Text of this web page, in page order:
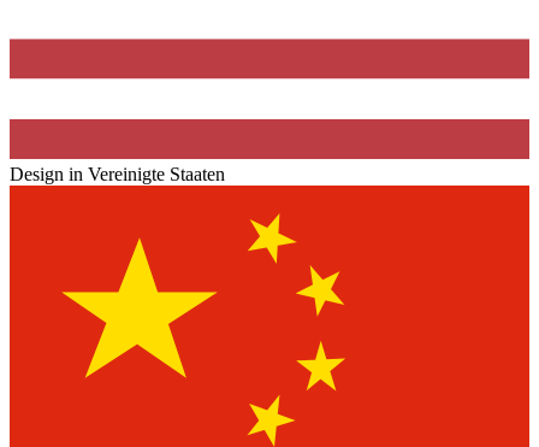
Design in Vereinigte Staaten